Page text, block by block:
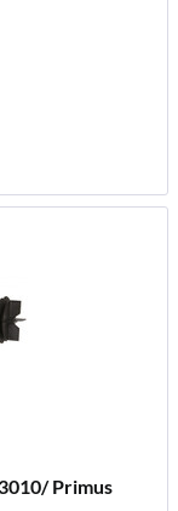
Primus